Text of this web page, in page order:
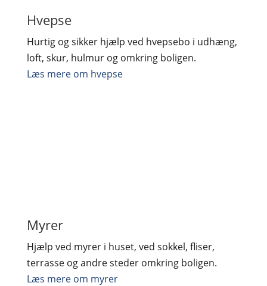
Hvepse
Hurtig og sikker hjælp ved hvepsebo i udhæng,
loft, skur, hulmur og omkring boligen.
Læs mere om hvepse
Myrer
Hjælp ved myrer i huset, ved sokkel, fliser,
terrasse og andre steder omkring boligen.
Læs mere om myrer